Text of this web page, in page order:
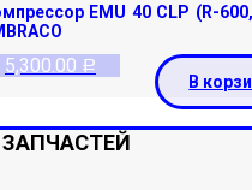
EMU 40 CLP (R-
5,300.00 Р
В